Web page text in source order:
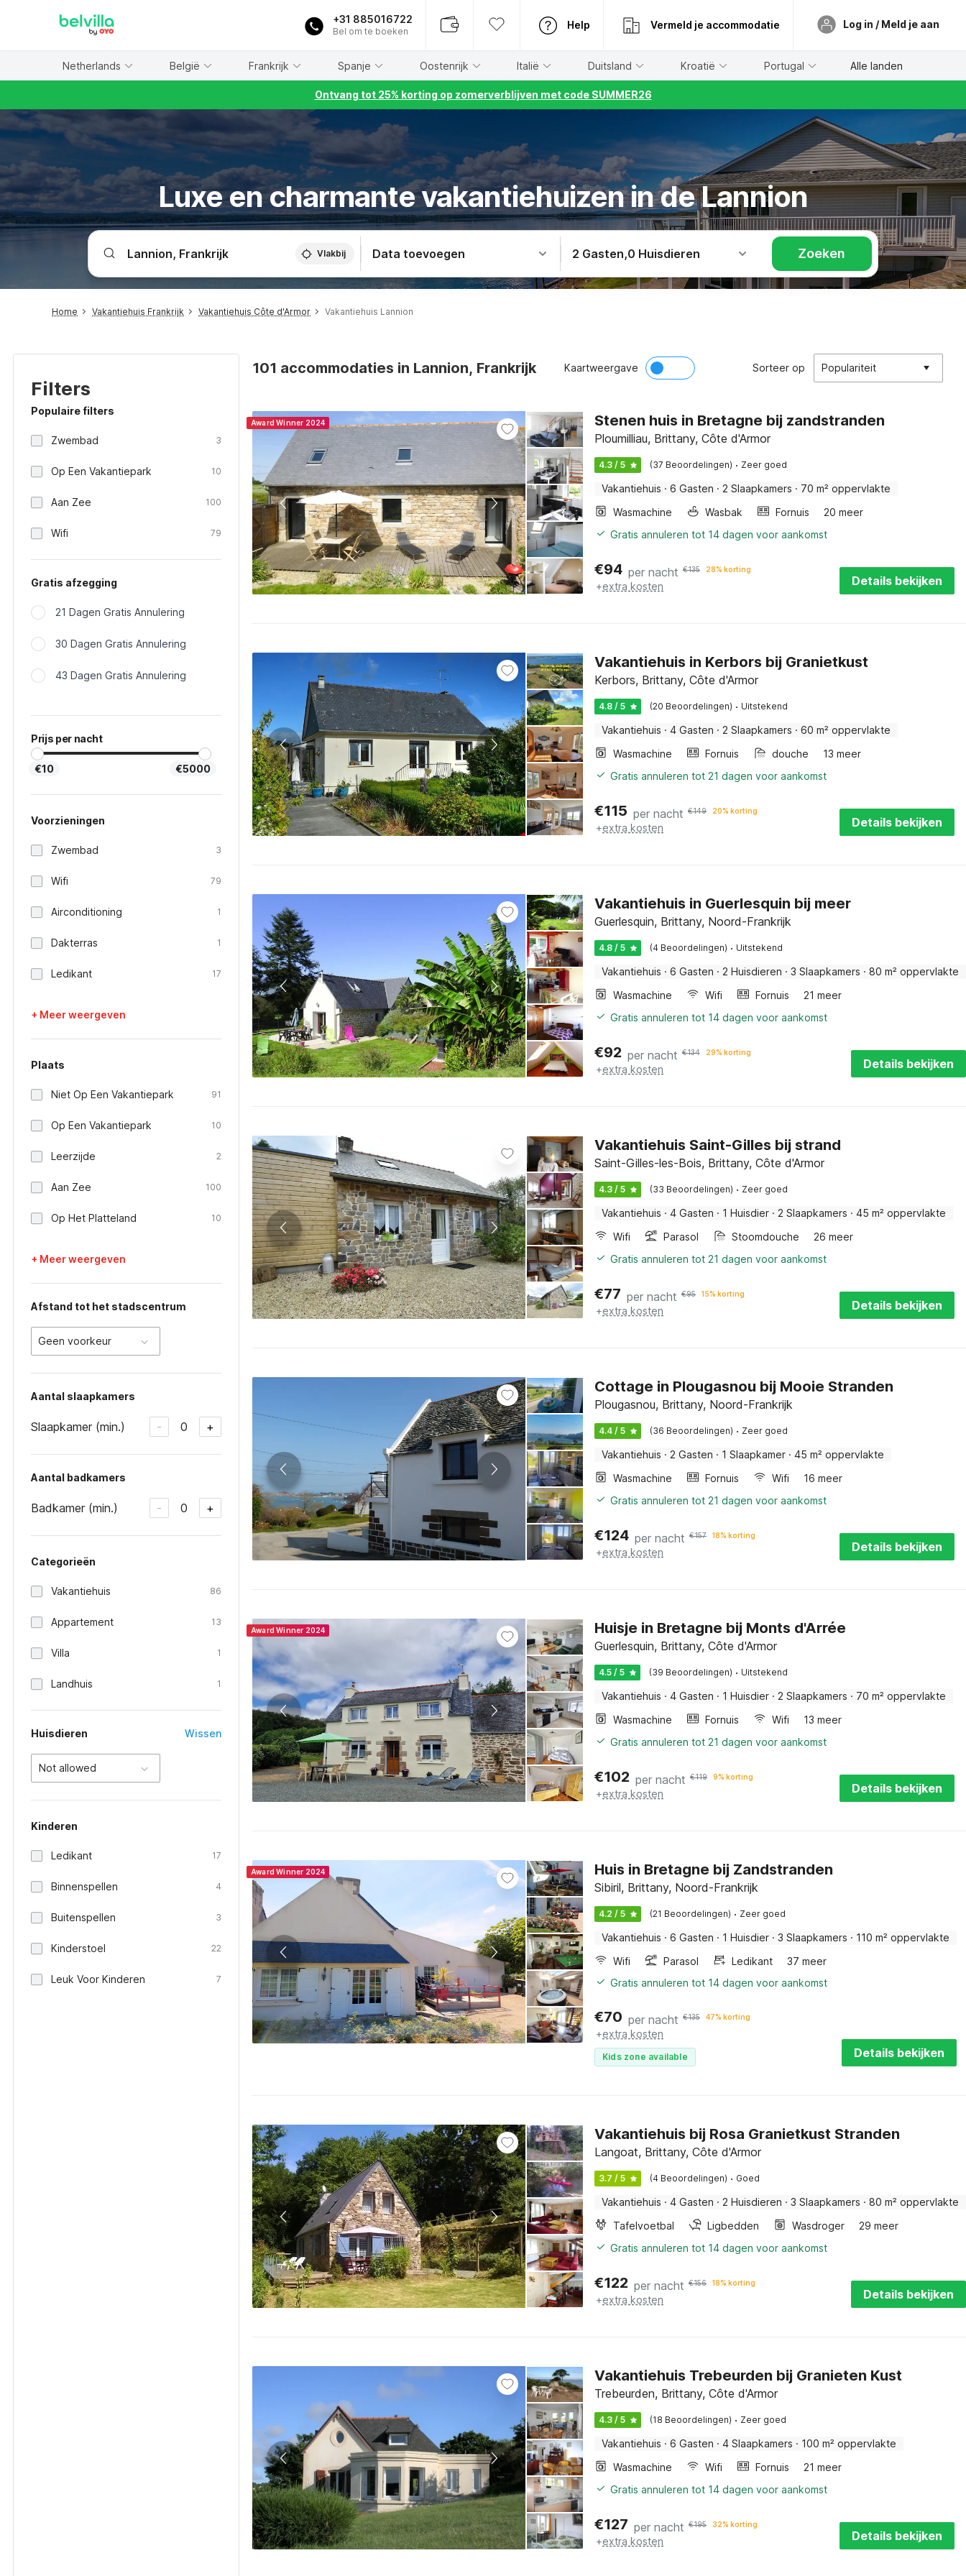
+31 885016722
Bel om te boeken
Help Vermeld je accommodatie Log in / Meld je aan
Netherlands België Frankrijk Spanje Oostenrijk Italië Duitsland Kroatië Portugal Alle landen
Ontvang tot 25% korting op zomerverblijven met code SUMMER26
Luxe en charmante vakantiehuizen in de Lannion
Vlakbij Data toevoegen 2 Gasten,0 Huisdieren Zoeken
Home Vakantiehuis Frankrijk Vakantiehuis Côte d'Armor Vakantiehuis Lannion
Filters
Populaire filters
Zwembad 3
Op Een Vakantiepark 10
Aan Zee 100
Wifi 79
Gratis afzegging
21 Dagen Gratis Annulering
30 Dagen Gratis Annulering
43 Dagen Gratis Annulering
Prijs per nacht
€10 €5000
Voorzieningen
Zwembad 3
Wifi 79
Airconditioning 1
Dakterras 1
Ledikant 17
+ Meer weergeven
Plaats
Niet Op Een Vakantiepark 91
Op Een Vakantiepark 10
Leerzijde 2
Aan Zee 100
Op Het Platteland 10
+ Meer weergeven
Afstand tot het stadscentrum
Geen voorkeur
Aantal slaapkamers
Slaapkamer (min.) - 0 +
Aantal badkamers
Badkamer (min.) - 0 +
Categorieën
Vakantiehuis 86
Appartement 13
Villa 1
Landhuis 1
Huisdieren Wissen
Not allowed
Kinderen
Ledikant 17
Binnenspellen 4
Buitenspellen 3
Kinderstoel 22
Leuk Voor Kinderen 7
101 accommodaties in Lannion, Frankrijk Kaartweergave Sorteer op Populariteit
Award Winner 2024 Stenen huis in Bretagne bij zandstranden
Ploumilliau, Brittany, Côte d'Armor
4.3 / 5 (37 Beoordelingen) · Zeer goed
Vakantiehuis · 6 Gasten · 2 Slaapkamers · 70 m² oppervlakte
Wasmachine
Wasbak Fornuis
20 meer
Gratis annuleren tot 14 dagen voor aankomst
€94 per nacht €135 28% korting
+extra kosten Details bekijken
Vakantiehuis in Kerbors bij Granietkust
Kerbors, Brittany, Côte d'Armor
4.8 / 5 (20 Beoordelingen) · Uitstekend
Vakantiehuis · 4 Gasten · 2 Slaapkamers · 60 m² oppervlakte
Wasmachine
Fornuis douche
13 meer
Gratis annuleren tot 21 dagen voor aankomst
€115 per nacht €149 20% korting
+extra kosten Details bekijken
Vakantiehuis in Guerlesquin bij meer
Guerlesquin, Brittany, Noord-Frankrijk
4.8 / 5 (4 Beoordelingen) · Uitstekend
Vakantiehuis · 6 Gasten · 2 Huisdieren · 3 Slaapkamers · 80 m² oppervlakte
Wasmachine
Wifi Fornuis
21 meer
Gratis annuleren tot 14 dagen voor aankomst
€92 per nacht €134 29% korting
+extra kosten Details bekijken
Vakantiehuis Saint-Gilles bij strand
Saint-Gilles-les-Bois, Brittany, Côte d'Armor
4.3 / 5 (33 Beoordelingen) · Zeer goed
Vakantiehuis · 4 Gasten · 1 Huisdier · 2 Slaapkamers · 45 m² oppervlakte
Wifi
Parasol Stoomdouche
26 meer
Gratis annuleren tot 21 dagen voor aankomst
€77 per nacht €95 15% korting
+extra kosten Details bekijken
Cottage in Plougasnou bij Mooie Stranden
Plougasnou, Brittany, Noord-Frankrijk
4.4 / 5 (36 Beoordelingen) · Zeer goed
Vakantiehuis · 2 Gasten · 1 Slaapkamer · 45 m² oppervlakte
Wasmachine
Fornuis Wifi
16 meer
Gratis annuleren tot 21 dagen voor aankomst
€124 per nacht €157 18% korting
+extra kosten Details bekijken
Award Winner 2024 Huisje in Bretagne bij Monts d'Arrée
Guerlesquin, Brittany, Côte d'Armor
4.5 / 5 (39 Beoordelingen) · Uitstekend
Vakantiehuis · 4 Gasten · 1 Huisdier · 2 Slaapkamers · 70 m² oppervlakte
Wasmachine
Fornuis Wifi
13 meer
Gratis annuleren tot 21 dagen voor aankomst
€102 per nacht €119 9% korting
+extra kosten Details bekijken
Award Winner 2024 Huis in Bretagne bij Zandstranden
Sibiril, Brittany, Noord-Frankrijk
4.2 / 5 (21 Beoordelingen) · Zeer goed
Vakantiehuis · 6 Gasten · 1 Huisdier · 3 Slaapkamers · 110 m² oppervlakte
Wifi
Parasol Ledikant
37 meer
Gratis annuleren tot 14 dagen voor aankomst
€70 per nacht €135 47% korting
+extra kosten
Kids zone available Details bekijken
Vakantiehuis bij Rosa Granietkust Stranden
Langoat, Brittany, Côte d'Armor
3.7 / 5 (4 Beoordelingen) · Goed
Vakantiehuis · 4 Gasten · 2 Huisdieren · 3 Slaapkamers · 80 m² oppervlakte
Tafelvoetbal
Ligbedden Wasdroger
29 meer
Gratis annuleren tot 14 dagen voor aankomst
€122 per nacht €156 18% korting
+extra kosten Details bekijken
Vakantiehuis Trebeurden bij Granieten Kust
Trebeurden, Brittany, Côte d'Armor
4.3 / 5 (18 Beoordelingen) · Zeer goed
Vakantiehuis · 6 Gasten · 4 Slaapkamers · 100 m² oppervlakte
Wasmachine
Wifi Fornuis
21 meer
Gratis annuleren tot 14 dagen voor aankomst
€127 per nacht €195 32% korting
+extra kosten Details bekijken